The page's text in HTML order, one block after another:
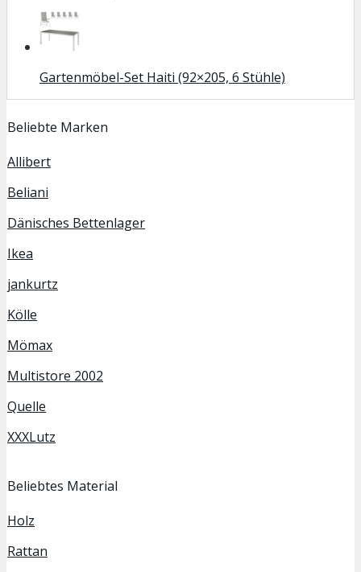
Gartenmöbel-Set Haiti (92×205, 6 Stühle)
Beliebte Marken
Allibert
Beliani
Dänisches Bettenlager
Ikea
jankurtz
Kölle
Mömax
Multistore 2002
Quelle
XXXLutz
Beliebtes Material
Holz
Rattan